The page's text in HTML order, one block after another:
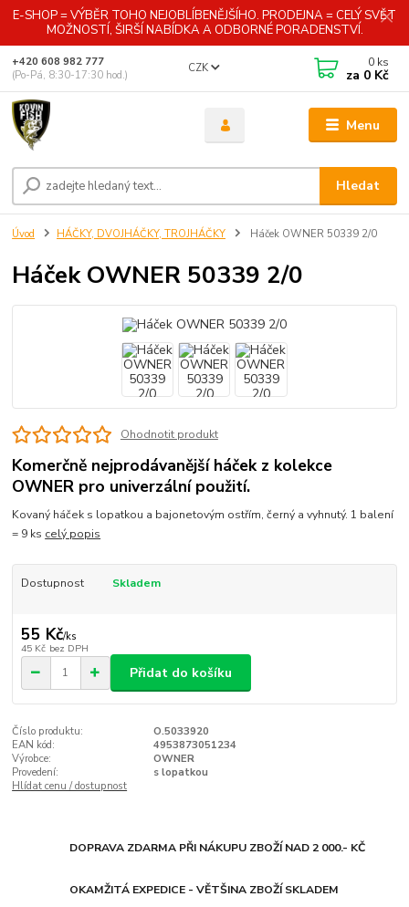
E-SHOP = VÝBĚR TOHO NEJOBLÍBENĚJŠÍHO. PRODEJNA = CELÝ SVĚT
MOŽNOSTÍ, ŠIRŠÍ NABÍDKA A ODBORNÉ PORADENSTVÍ.
Menu
CZK
Hledat
+420 608 982 777
(Po-Pá, 8:30-17:30 hod.)
0 ks
za 0 Kč
Úvod HÁČKY, DVOJHÁČKY, TROJHÁČKY Háček OWNER 50339 2/0
Háček OWNER 50339 2/0
Ohodnotit produkt
Komerčně nejprodávanější háček z kolekce
OWNER pro univerzální použití.
Kovaný háček s lopatkou a bajonetovým ostřím, černý a vyhnutý. 1 balení
= 9 ks celý popis
Dostupnost Skladem
55 Kč/ks
45 Kč bez DPH
Přidat do košíku
Číslo produktu:
O.5033920
EAN kód:
4953873051234
Výrobce:
OWNER
Provedení:
s lopatkou
Hlídat cenu / dostupnost
DOPRAVA ZDARMA PŘI NÁKUPU ZBOŽÍ NAD 2 000.- KČ
OKAMŽITÁ EXPEDICE - VĚTŠINA ZBOŽÍ SKLADEM